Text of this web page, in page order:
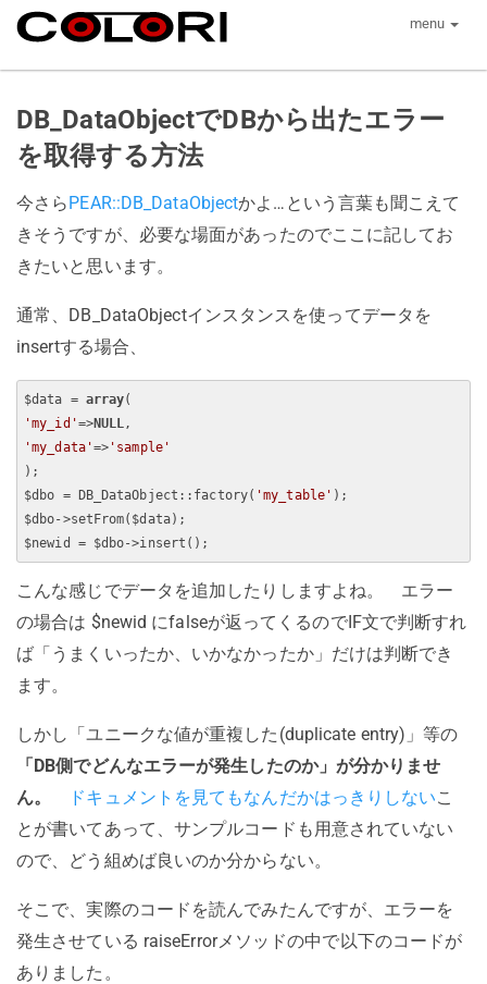
menu
DB_DataObjectでDBから出たエラー
を取得する方法
今さらPEAR::DB_DataObjectかよ…という言葉も聞こえて
きそうですが、必要な場面があったのでここに記してお
きたいと思います。
通常、DB_DataObjectインスタンスを使ってデータを
insertする場合、
$data = array
'my_id'=>NULL
'my_data'=> 'sample'
);
$dbo = DB_DataObject::factory( 'my_table' );
$dbo->setFrom($data);
こんな感じでデータを追加したりしますよね。 エラー
の場合は $newid にfalseが返ってくるのでIF文で判断すれ
ば「うまくいったか、いかなかったか」だけは判断でき
ます。
しかし「ユニークな値が重複した(duplicate entry)」等の
「DB側でどんなエラーが発生したのか」が分かりませ
ん。
ドキュメントを見てもなんだかはっきりしないこ
とが書いてあって、サンプルコードも用意されていない
ので、どう組めば良いのか分からない。
そこで、実際のコードを読んでみたんですが、エラーを
発生させている raiseErrorメソッドの中で以下のコードが
ありました。